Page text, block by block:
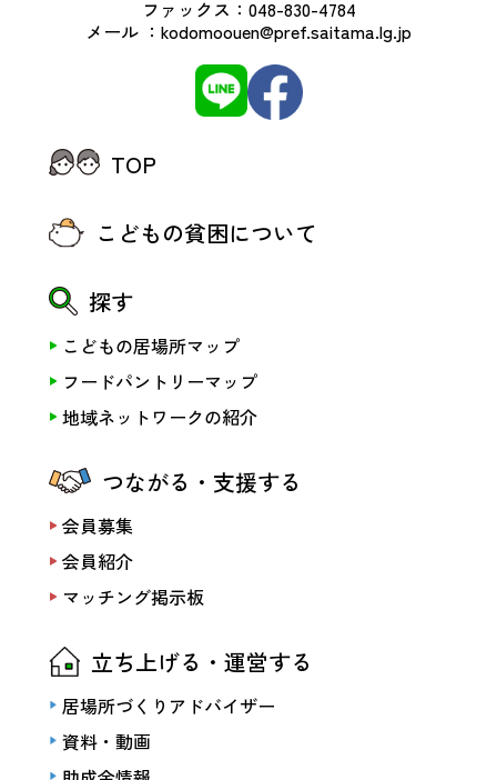
ファックス： 048-830-4784
メール ： kodomoouen@pref.saitama.lg.jp
TOP
こどもの貧困について
探す
こどもの居場所マップ
フードパントリーマップ
地域ネットワークの紹介
つながる・支援する
会員募集
会員紹介
マッチング掲示板
立ち上げる・運営する
居場所づくりアドバイザー
資料・動画